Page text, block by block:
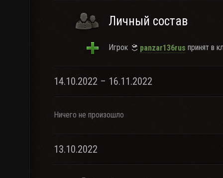
Личный состав
Игрок panzar136rus принят в
14.10.2022 – 16.11.2022
Ничего не произошло
13.10.2022